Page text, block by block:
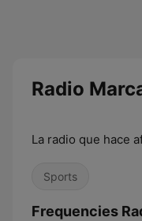
Radio
La radio que hace
Sports
Frequencies